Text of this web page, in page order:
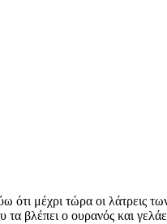
ότι μέχρι τώρα οι λάτρεις
βλέπει ο ουρανός και